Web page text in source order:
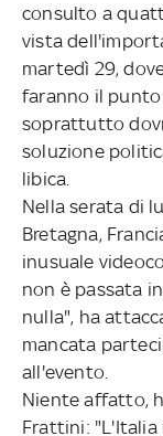
consulto a
vista
martedì 29,
faranno il
soprattutto
soluzione
libica.
Nella serata di
Bretagna,
inusuale
non è passata
nulla", ha
mancata
all'evento.
Niente affatto,
Frattini: